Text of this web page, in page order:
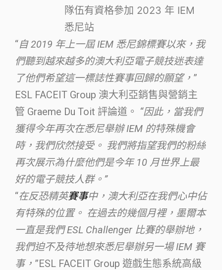
隊伍有資格參加 2023 年 IEM
悉尼站
“自 2019 年上一屆 IEM 悉尼錦標賽以來，我
們聽到越來越多的澳大利亞電子競技迷表達
了他們希望這一標誌性賽事回歸的願望， ”
ESL FACEIT Group 澳大利亞銷售與營銷主
管 Graeme Du Toit 評論道。 “因此，當我們
獲得今年再次在悉尼舉辦 IEM 的特殊機會
時，我們欣然接受。 我們將指望我們的粉絲
再次展示為什麼他們是今年 10 月世界上最
好的電子競技人群。”
“在反恐精英賽事中，澳大利亞在我們心中佔
有特殊的位置。 在過去的幾個月裡，墨爾本
一直是我們 ESL Challenger 比賽的舉辦地，
我們迫不及待地想來悉尼舉辦另一場 IEM 賽
事， ”ESL FACEIT Group 遊戲生態系統高級